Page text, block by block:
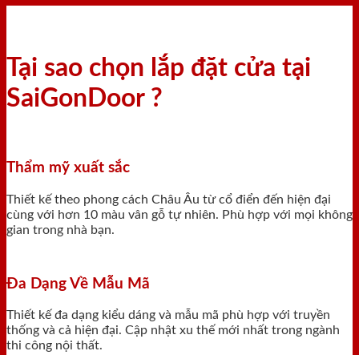
Tại sao chọn lắp đặt cửa tại
SaiGonDoor ?
Thẩm mỹ xuất sắc
Thiết kế theo phong cách Châu Âu từ cổ điển đến hiện đại
cùng với hơn 10 màu vân gỗ tự nhiên. Phù hợp với mọi không
gian trong nhà bạn.
Đa Dạng Về Mẫu Mã
Thiết kế đa dạng kiểu dáng và mẫu mã phù hợp với truyền
thống và cả hiện đại. Cập nhật xu thế mới nhất trong ngành
thi công nội thất.